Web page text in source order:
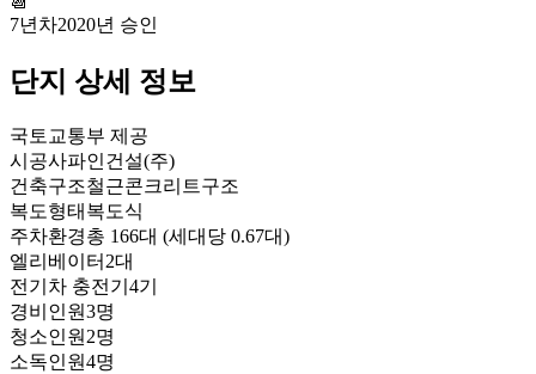
7년차2020년 승인
단지 상세 정보
국토교통부 제공
시공사파인건설(주)
건축구조철근콘크리트구조
복도형태 복도식
주차환경총 166대 (세대당 0.67대)
엘리베이터 2대
전기차 충전기 4기
경비인원3명
청소인원 2명
소독인원4명